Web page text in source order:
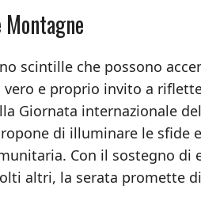
scintille che possono
vero e proprio invito a
Giornata internazionale
di illuminare le sfide
Con il sostegno di
altri, la serata promette